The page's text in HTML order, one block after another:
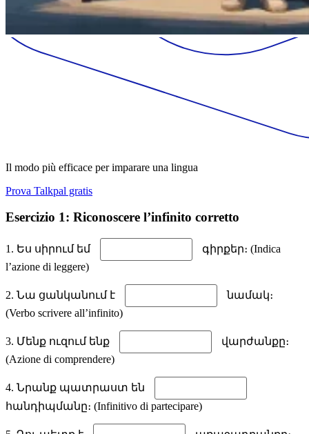
Il modo più efficace per imparare una lingua
Prova Talkpal gratis
Esercizio 1: Riconoscere l’infinito corretto
1. Ես սիրում եմ
գիրքեր։ (Indica
l’azione di leggere)
2. Նա ցանկանում է
նամակ։
(Verbo scrivere all’infinito)
3. Մենք ուզում ենք
վարժանքը։
(Azione di comprendere)
4. Նրանք պատրաստ են
հանդիպմանը։ (Infinitivo di partecipare)